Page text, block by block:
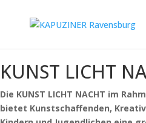
KUNST LICHT
Die KUNST LICHT NACHT im
bietet Kunstschaffenden,